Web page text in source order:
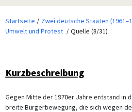
Startseite
Zwei deutsche Staaten
Umwelt und Protest
Quelle (8/31)
Kurzbeschreibung
Gegen Mitte der 1970er Jahre entstand in
breite Bürgerbewegung, die sich wegen